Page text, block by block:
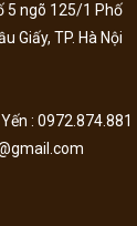
5 ngõ 125/1 Phố
Giấy, TP. Hà Nội
: 0972.874.881